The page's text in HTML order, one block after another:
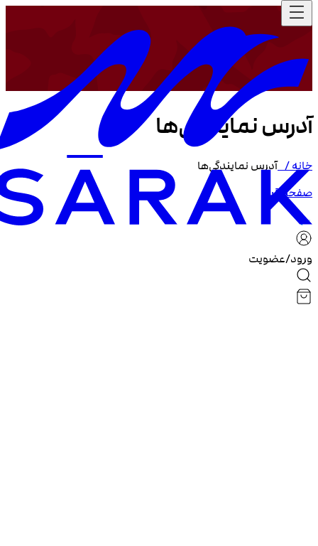
ورود/عضویت
آدرس نمایندگی‌ها
خانه /آدرس نمایندگی‌ها
صفحه قبل